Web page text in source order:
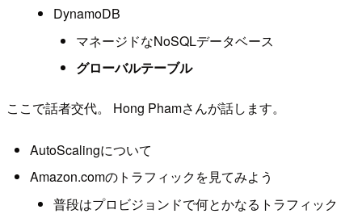
DynamoDB
マネージドなNoSQLデータベース
グローバルテーブル
ここで話者交代。 Hong Phamさんが話します。
AutoScalingについて
Amazon.comのトラフィックを見てみよう
普段はプロビジョンドで何とかなるトラフィック